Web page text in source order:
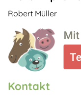
Robert Müller
Kontakt